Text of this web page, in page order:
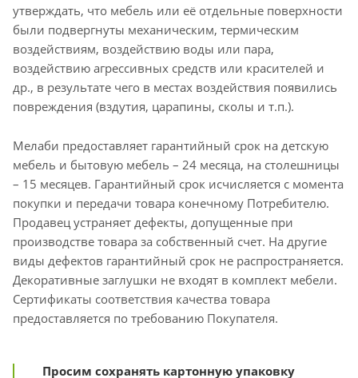
утверждать, что мебель или её отдельные поверхности
были подвергнуты механическим, термическим
воздействиям, воздействию воды или пара,
воздействию агрессивных средств или красителей и
др., в результате чего в местах воздействия появились
повреждения (вздутия, царапины, сколы и т.п.).
Мелаби предоставляет гарантийный срок на детскую
мебель и бытовую мебель – 24 месяца, на столешницы
– 15 месяцев. Гарантийный срок исчисляется с момента
покупки и передачи товара конечному Потребителю.
Продавец устраняет дефекты, допущенные при
производстве товара за собственный счет. На другие
виды дефектов гарантийный срок не распространяется.
Декоративные заглушки не входят в комплект мебели.
Сертификаты соответствия качества товара
предоставляется по требованию Покупателя.
Просим сохранять картонную упаковку